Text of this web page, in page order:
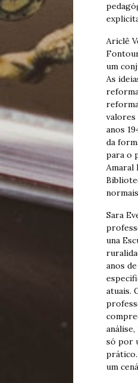
Ariclê
um
As
valores
anos
da
para o
Amaral
Sara
una
anos
atuais.
só por
um